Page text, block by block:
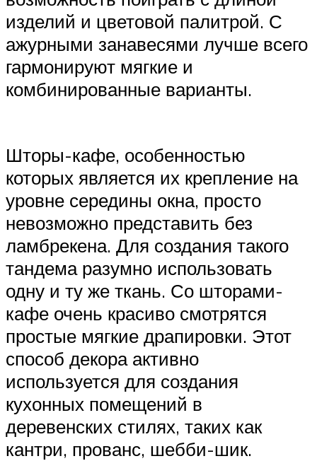
изделий и цветовой палитрой. С
ажурными занавесями лучше всего
гармонируют мягкие и
комбинированные варианты.
Шторы-кафе, особенностью
которых является их крепление на
уровне середины окна, просто
невозможно представить без
ламбрекена. Для создания такого
тандема разумно использовать
одну и ту же ткань. Со шторами-
кафе очень красиво смотрятся
простые мягкие драпировки. Этот
способ декора активно
используется для создания
кухонных помещений в
деревенских стилях, таких как
кантри, прованс, шебби-шик.